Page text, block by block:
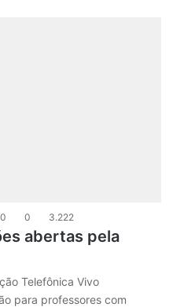
0 3.222
abertas pela
Telefônica Vivo
para professores com